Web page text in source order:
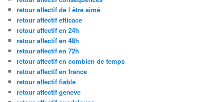
retour affectif de l être aimé
retour affectif efficace
retour affectif en 24h
retour affectif en 48h
retour affectif en 72h
retour affectif en combien de temps
retour affectif en france
retour affectif fiable
retour affectif geneve